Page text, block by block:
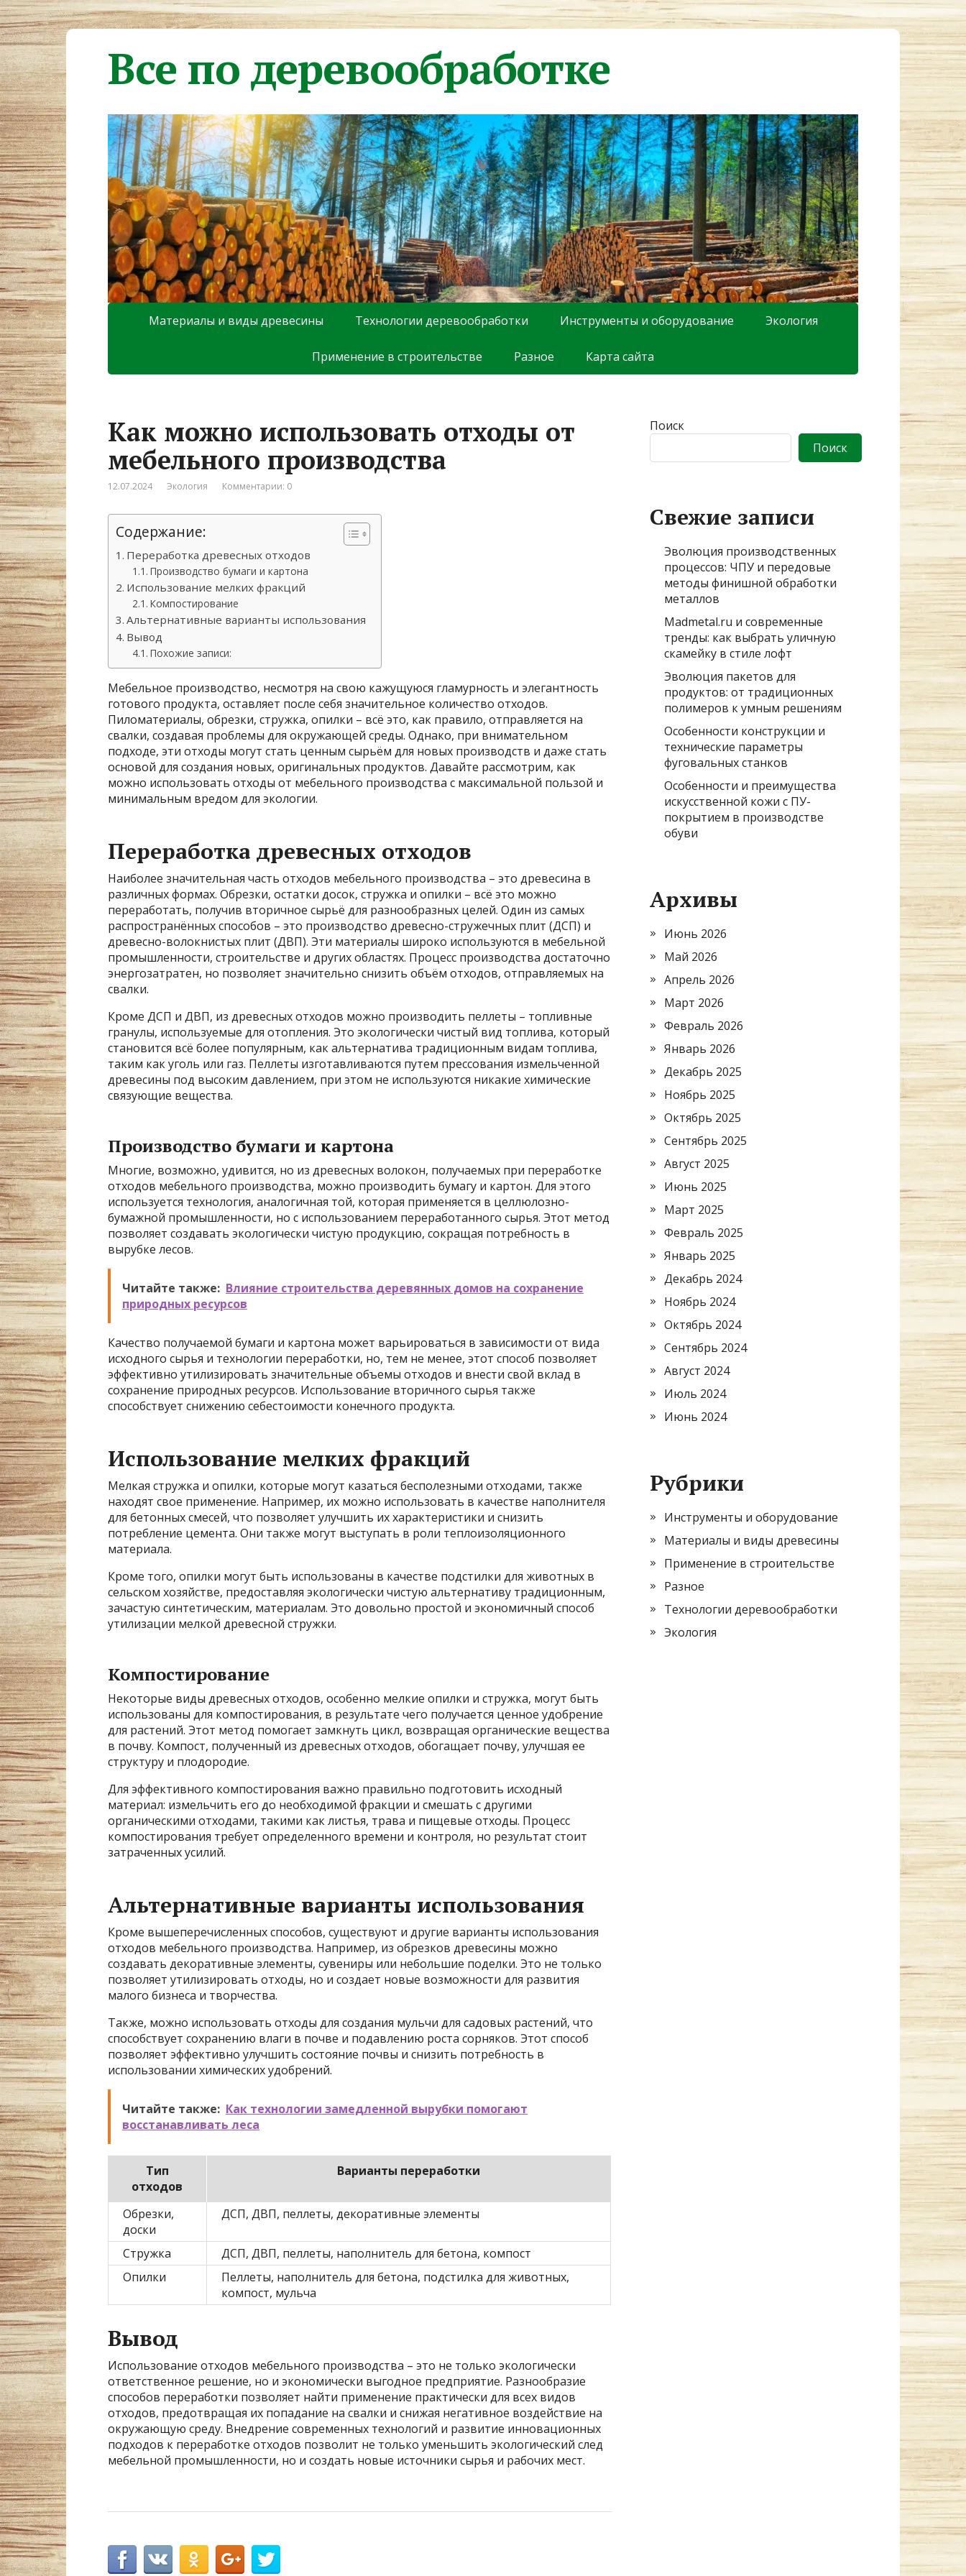
Все по деревообработке
Материалы и виды древесины Технологии деревообработки Инструменты и оборудование Экология
Применение в строительстве Разное Карта сайта
Как можно использовать отходы от
мебельного производства
12.07.2024 Экология Комментарии: 0
Содержание:
Переработка древесных отходов
Производство бумаги и картона
Использование мелких фракций
Компостирование
Альтернативные варианты использования
Вывод
Похожие записи:
Мебельное производство, несмотря на свою кажущуюся гламурность и элегантность
готового продукта, оставляет после себя значительное количество отходов.
Пиломатериалы, обрезки, стружка, опилки – всё это, как правило, отправляется на
свалки, создавая проблемы для окружающей среды. Однако, при внимательном
подходе, эти отходы могут стать ценным сырьём для новых производств и даже стать
основой для создания новых, оригинальных продуктов. Давайте рассмотрим, как
можно использовать отходы от мебельного производства с максимальной пользой и
минимальным вредом для экологии.
Переработка древесных отходов
Наиболее значительная часть отходов мебельного производства – это древесина в
различных формах. Обрезки, остатки досок, стружка и опилки – всё это можно
переработать, получив вторичное сырьё для разнообразных целей. Один из самых
распространённых способов – это производство древесно-стружечных плит (ДСП) и
древесно-волокнистых плит (ДВП). Эти материалы широко используются в мебельной
промышленности, строительстве и других областях. Процесс производства достаточно
энергозатратен, но позволяет значительно снизить объём отходов, отправляемых на
свалки.
Кроме ДСП и ДВП, из древесных отходов можно производить пеллеты – топливные
гранулы, используемые для отопления. Это экологически чистый вид топлива, который
становится всё более популярным, как альтернатива традиционным видам топлива,
таким как уголь или газ. Пеллеты изготавливаются путем прессования измельченной
древесины под высоким давлением, при этом не используются никакие химические
связующие вещества.
Производство бумаги и картона
Многие, возможно, удивится, но из древесных волокон, получаемых при переработке
отходов мебельного производства, можно производить бумагу и картон. Для этого
используется технология, аналогичная той, которая применяется в целлюлозно-
бумажной промышленности, но с использованием переработанного сырья. Этот метод
позволяет создавать экологически чистую продукцию, сокращая потребность в
вырубке лесов.
Читайте также: Влияние строительства деревянных домов на сохранение
природных ресурсов
Качество получаемой бумаги и картона может варьироваться в зависимости от вида
исходного сырья и технологии переработки, но, тем не менее, этот способ позволяет
эффективно утилизировать значительные объемы отходов и внести свой вклад в
сохранение природных ресурсов. Использование вторичного сырья также
способствует снижению себестоимости конечного продукта.
Использование мелких фракций
Мелкая стружка и опилки, которые могут казаться бесполезными отходами, также
находят свое применение. Например, их можно использовать в качестве наполнителя
для бетонных смесей, что позволяет улучшить их характеристики и снизить
потребление цемента. Они также могут выступать в роли теплоизоляционного
материала.
Кроме того, опилки могут быть использованы в качестве подстилки для животных в
сельском хозяйстве, предоставляя экологически чистую альтернативу традиционным,
зачастую синтетическим, материалам. Это довольно простой и экономичный способ
утилизации мелкой древесной стружки.
Компостирование
Некоторые виды древесных отходов, особенно мелкие опилки и стружка, могут быть
использованы для компостирования, в результате чего получается ценное удобрение
для растений. Этот метод помогает замкнуть цикл, возвращая органические вещества
в почву. Компост, полученный из древесных отходов, обогащает почву, улучшая ее
структуру и плодородие.
Для эффективного компостирования важно правильно подготовить исходный
материал: измельчить его до необходимой фракции и смешать с другими
органическими отходами, такими как листья, трава и пищевые отходы. Процесс
компостирования требует определенного времени и контроля, но результат стоит
затраченных усилий.
Альтернативные варианты использования
Кроме вышеперечисленных способов, существуют и другие варианты использования
отходов мебельного производства. Например, из обрезков древесины можно
создавать декоративные элементы, сувениры или небольшие поделки. Это не только
позволяет утилизировать отходы, но и создает новые возможности для развития
малого бизнеса и творчества.
Также, можно использовать отходы для создания мульчи для садовых растений, что
способствует сохранению влаги в почве и подавлению роста сорняков. Этот способ
позволяет эффективно улучшить состояние почвы и снизить потребность в
использовании химических удобрений.
Читайте также: Как технологии замедленной вырубки помогают
восстанавливать леса
Тип
отходов
Варианты переработки
Обрезки,
доски
ДСП, ДВП, пеллеты, декоративные элементы
Стружка
ДСП, ДВП, пеллеты, наполнитель для бетона, компост
Опилки
Пеллеты, наполнитель для бетона, подстилка для животных,
компост, мульча
Вывод
Использование отходов мебельного производства – это не только экологически
ответственное решение, но и экономически выгодное предприятие. Разнообразие
способов переработки позволяет найти применение практически для всех видов
отходов, предотвращая их попадание на свалки и снижая негативное воздействие на
окружающую среду. Внедрение современных технологий и развитие инновационных
подходов к переработке отходов позволит не только уменьшить экологический след
мебельной промышленности, но и создать новые источники сырья и рабочих мест.
Поиск
Поиск
Свежие записи
Эволюция производственных
процессов: ЧПУ и передовые
методы финишной обработки
металлов
Madmetal.ru и современные
тренды: как выбрать уличную
скамейку в стиле лофт
Эволюция пакетов для
продуктов: от традиционных
полимеров к умным решениям
Особенности конструкции и
технические параметры
фуговальных станков
Особенности и преимущества
искусственной кожи с ПУ-
покрытием в производстве
обуви
Архивы
Июнь 2026
Май 2026
Апрель 2026
Март 2026
Февраль 2026
Январь 2026
Декабрь 2025
Ноябрь 2025
Октябрь 2025
Сентябрь 2025
Август 2025
Июнь 2025
Март 2025
Февраль 2025
Январь 2025
Декабрь 2024
Ноябрь 2024
Октябрь 2024
Сентябрь 2024
Август 2024
Июль 2024
Июнь 2024
Рубрики
Инструменты и оборудование
Материалы и виды древесины
Применение в строительстве
Разное
Технологии деревообработки
Экология